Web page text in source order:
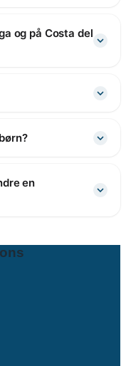
og på Costa del
en